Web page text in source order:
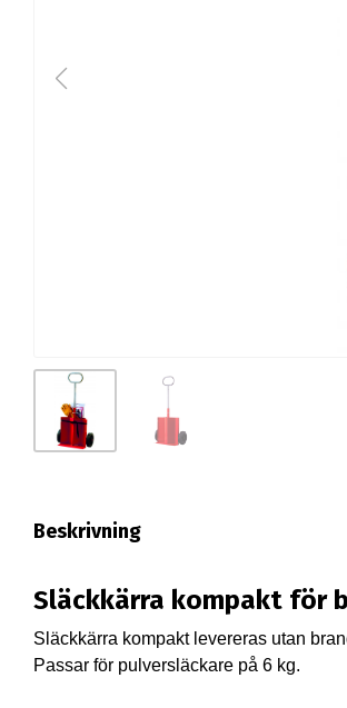
Beskrivning
Släckkärra kompakt för
Släckkärra kompakt levereras utan
Passar för pulversläckare på 6 kg.